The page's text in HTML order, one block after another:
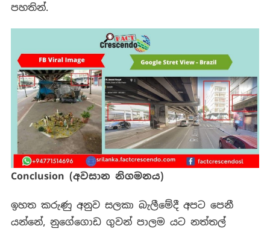
පහතින්.
Conclusion (අවසාන නිගමනය)
ඉහත කරුණු අනුව සලකා බැලීමේදී අපට පෙනී
යන්නේ, නුගේගොඩ ගුවන් පාලම යට නත්තල්